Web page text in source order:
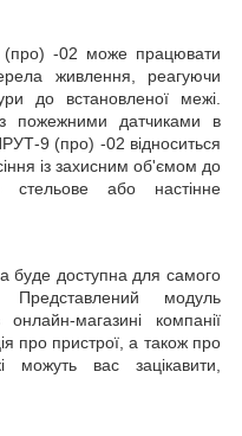
-02 може працювати
живлення, реагуючи
до встановленої межі.
пожежними датчиками в
9 (про) -02 відноситься
із захисним об'ємом до
або настінне
буде доступна для самого
Представлений модуль
магазині компанії
пристрої, а також про
можуть вас зацікавити,